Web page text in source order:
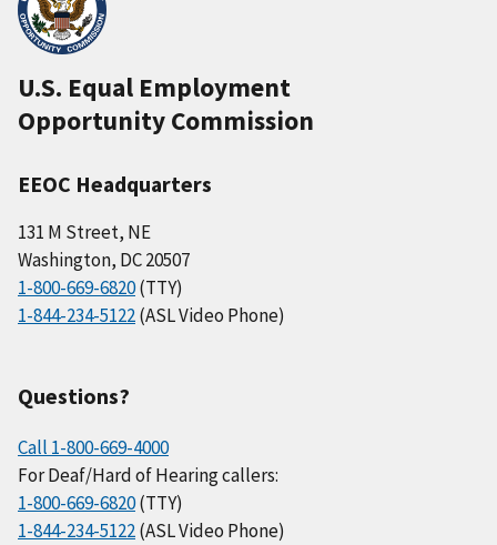
U.S. Equal Employment
Opportunity Commission
EEOC Headquarters
131 M Street, NE
Washington, DC 20507
1-800-669-6820(TTY)
1-844-234-5122(ASL Video Phone)
Questions?
Call 1-800-669-4000
For Deaf/Hard of Hearing callers:
1-800-669-6820(TTY)
1-844-234-5122(ASL Video Phone)